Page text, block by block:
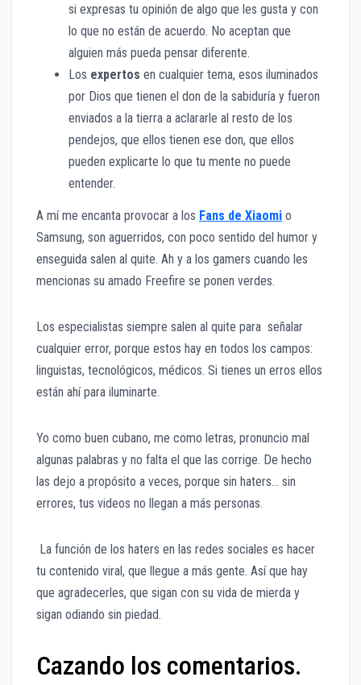
si expresas tu opinión de algo que les gusta y con
lo que no están de acuerdo. No aceptan que
alguien más pueda pensar diferente.
Los expertos en cualquier tema, esos iluminados
por Dios que tienen el don de la sabiduría y fueron
enviados a la tierra a aclararle al resto de los
pendejos, que ellos tienen ese don, que ellos
pueden explicarte lo que tu mente no puede
entender.
A mí me encanta provocar a los Fans de Xiaomi o
Samsung, son aguerridos, con poco sentido del humor y
enseguida salen al quite. Ah y a los gamers cuando les
mencionas su amado Freefire se ponen verdes.
Los especialistas siempre salen al quite para señalar
cualquier error, porque estos hay en todos los campos:
linguistas, tecnológicos, médicos. Si tienes un erros ellos
están ahí para iluminarte.
Yo como buen cubano, me como letras, pronuncio mal
algunas palabras y no falta el que las corrige. De hecho
las dejo a propósito a veces, porque sin haters… sin
errores, tus videos no llegan a más personas.
La función de los haters en las redes sociales es hacer
tu contenido viral, que llegue a más gente. Así que hay
que agradecerles, que sigan con su vida de mierda y
sigan odiando sin piedad.
Cazando los comentarios.